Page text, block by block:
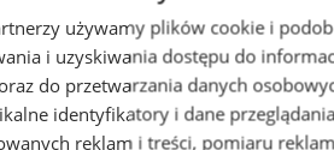
Morze
używamy plików cookie i
i uzyskiwania dostępu do
do przetwarzania danych
identyfikatory i dane
reklam i treści, pomiaru